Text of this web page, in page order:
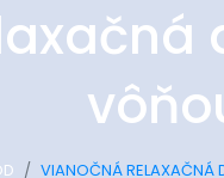
VIANOČNÁ RELAXAČNÁ